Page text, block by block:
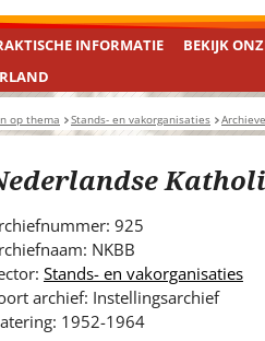
k
i
d
e
i
.
INFORMATIE BEKIJK
op thema Stands- en vakorganisaties
925
NKBB
Stands- en vakorganisaties
archief: Instellingsarchief
1952-1964